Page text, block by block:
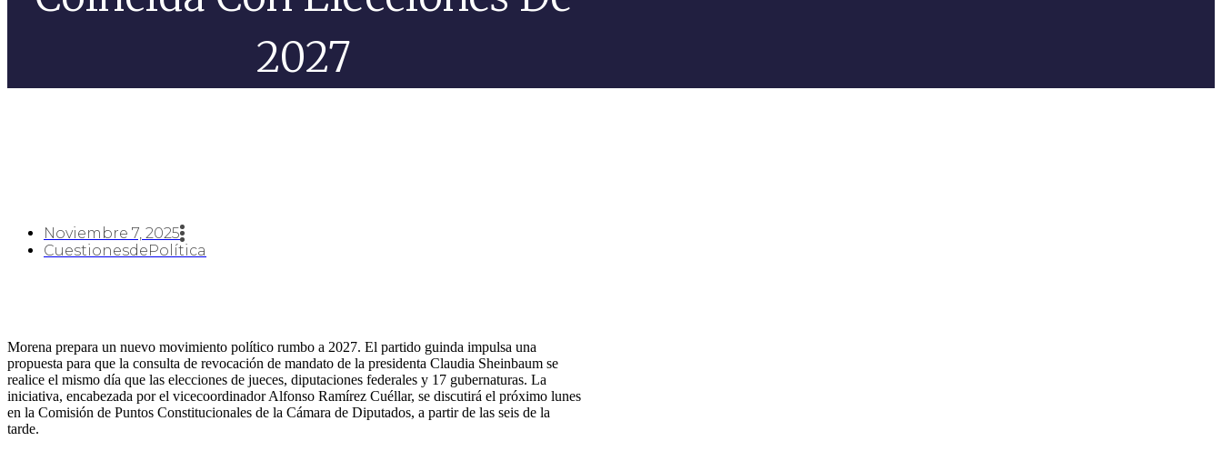
2027
Noviembre 7, 2025
CuestionesdePolítica
Morena prepara un nuevo movimiento político rumbo a 2027. El partido guinda impulsa una
propuesta para que la consulta de revocación de mandato de la presidenta Claudia Sheinbaum se
realice el mismo día que las elecciones de jueces, diputaciones federales y 17 gubernaturas. La
iniciativa, encabezada por el vicecoordinador Alfonso Ramírez Cuéllar, se discutirá el próximo lunes
en la Comisión de Puntos Constitucionales de la Cámara de Diputados, a partir de las seis de la
tarde.